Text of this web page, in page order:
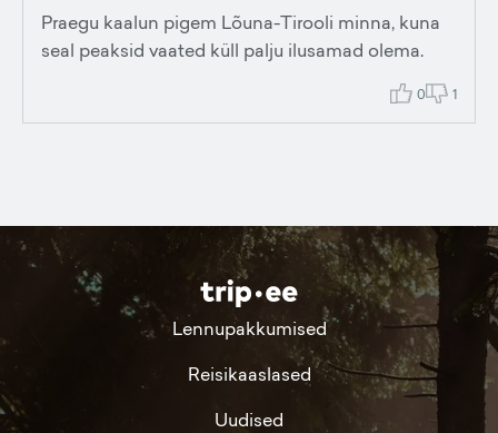
Praegu kaalun pigem Lõuna-Tirooli minna, kuna
seal peaksid vaated küll palju ilusamad olema.
0 1
Lennupakkumised
Reisikaaslased
Uudised